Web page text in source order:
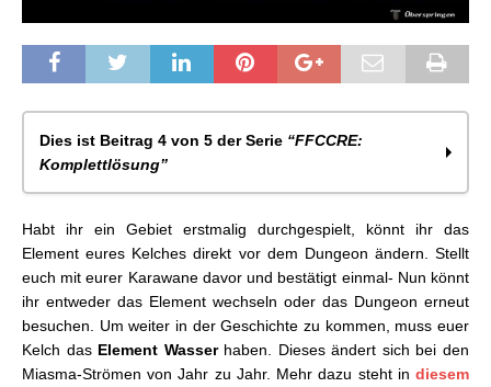
Dies ist Beitrag 4 von 5 der Serie “FFCCRE:
Komplettlösung”
FFCCRE: Komplettlösung- Der Einstieg
FFCCRE: Komplettlösung- (1. Jahr) Tipa & Hafen
FFCCRE: Komplettlösung- (1. Jahr) Fluss Belle
FFCCRE: Komplettlösung- (1. Jahr) Miasma-Strom/
Pilzwald
FFCCRE: Komplettlösung- (1. Jahr) Marl/Cathuriges-
Minen
Habt ihr ein Gebiet erstmalig durchgespielt, könnt ihr das
Element eures Kelches direkt vor dem Dungeon ändern. Stellt
euch mit eurer Karawane davor und bestätigt einmal- Nun könnt
ihr entweder das Element wechseln oder das Dungeon erneut
besuchen. Um weiter in der Geschichte zu kommen, muss euer
Kelch das Element Wasserhaben. Dieses ändert sich bei den
Miasma-Strömen von Jahr zu Jahr. Mehr dazu steht in diesem